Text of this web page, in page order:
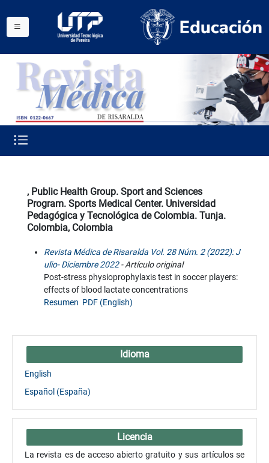
, Public Health Group. Sport and Sciences
Program. Sports Medical Center. Universidad
Pedagógica y Tecnológica de Colombia. Tunja.
Colombia, Colombia
Revista Médica de Risaralda Vol. 28 Núm. 2 (2022): J
ulio- Diciembre 2022- Artículo original
Post-stress physioprophylaxis test in soccer players:
effects of blood lactate concentrations
Resumen PDF (English)
Idioma
English
Español (España)
Licencia
La revista es de acceso abierto gratuito y sus artículos se